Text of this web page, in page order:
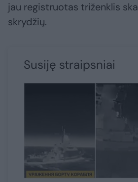
jau registruotas triženklis
skrydžių.
Susiję straipsniai